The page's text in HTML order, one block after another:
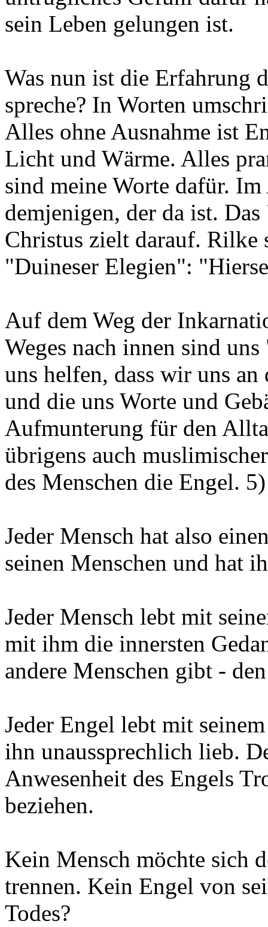
sein Leben gelungen ist.
Was nun ist die Erfahrung
spreche? In Worten
Alles ohne Ausnahme ist
Licht und Wärme. Alles
sind meine Worte dafür.
demjenigen, der da ist.
Christus zielt darauf. Rilke
"Duineser Elegien":
Auf dem Weg der
Weges nach innen sind
uns helfen, dass wir uns
und die uns Worte und
Aufmunterung für den
übrigens auch
des Menschen die Engel.
Jeder Mensch hat also
seinen Menschen und hat
Jeder Mensch lebt mit
mit ihm die innersten
andere Menschen gibt -
Jeder Engel lebt mit
ihn unaussprechlich lieb.
Anwesenheit des Engels
beziehen.
Kein Mensch möchte sich
trennen. Kein Engel von
Todes?